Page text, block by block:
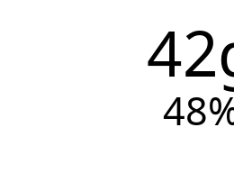
48